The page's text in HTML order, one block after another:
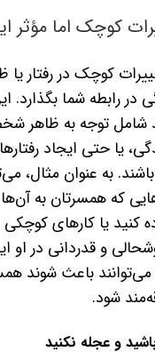
کوچک در رفتار یا
در رابطه شما بگذارد.
شامل توجه به ظاهر
یا حتی ایجاد
به عنوان مثال،
که همسرتان به آن‌ها
کنید یا کارهای کوچکی
و قدردانی در او
باعث شوند
شود.